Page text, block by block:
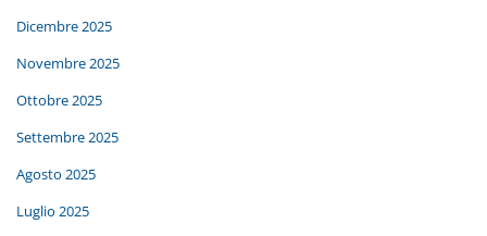
Dicembre 2025
Novembre 2025
Ottobre 2025
Settembre 2025
Agosto 2025
Luglio 2025